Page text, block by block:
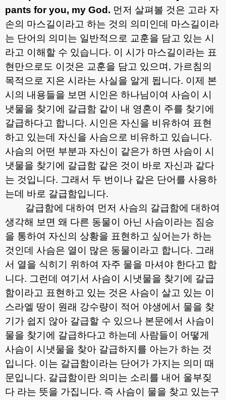
pants for you, my God. 먼저 살펴볼 것은 고라 자
손의 마스길이라고 하는 것의 의미인데 마스길이라
는 단어의 의미는 일반적으로 교훈을 담고 있는 시
라고 이해할 수 있습니다. 이 시가 마스길이라는 표
현만으로도 이것은 교훈을 담고 있으며 , 가르침의
목적으로 지은 시라는 사실을 알게 됩니다. 이제 본
시의 내용들을 보면 시인은 하나님이여 사슴이 시
냇물을 찾기에 갈급함 같이 내 영혼이 주를 찾기에
갈급하다고 합니다. 시인은 자신을 비유하여 표현
하고 있는데 자신을 사슴으로 비유하고 있습니다.
사슴의 어떤 부분과 자신이 같은가 하면 사슴이 시
냇물을 찾기에 갈급함 같은 것이 바로 자신과 같다
는 것입니다. 그래서 두 번이나 같은 단어를 사용하
는데 바로 갈급함입니다.
갈급함에 대하여 먼저 사슴의 갈급함에 대하여
생각해 보면 왜 다른 동물이 아닌 사슴이라는 짐승
을 통하여 자신의 상황을 표현하고 싶어는가 하는
것인데 사슴은 열이 많은 동물이라고 합니다. 그래
서 열을 식히기 위하여 자주 물을 마셔야 한다고 합
니다. 그런데 여기서 사슴이 시냇물을 찾기에 갈급
함이라고 표현하고 있는 것은 사슴이 살고 있는 이
스라엘 땅이 원래 강수량이 적어 야생에서 물을 찾
기가 쉽지 않아 갈급할 수 있으나 본문에서 사슴이
물을 찾기에 갈급하다고 하는데 사람들이 어떻게
사슴이 시냇물을 찾아 갈급하지를 아는가 하는 것
입니다. 이는 갈급함이라는 단어가 가지는 의미 때
문입니다. 갈급함이란 의미는 소리를 내어 울부짖
다 라는 뜻을 가집니다. 즉 사슴이 물을 찾고 있는구